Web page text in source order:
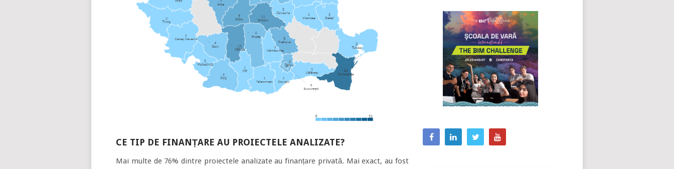
CE TIP DE FINANȚARE AU PROIECTELE ANALIZATE?
Mai multe de 76% dintre proiectele analizate au finanțare privată. Mai exact, au fost